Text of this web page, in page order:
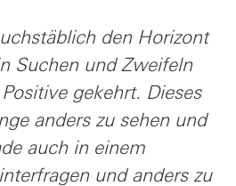
den Horizont
Suchen und Zweifeln
gekehrt. Dieses
anders zu sehen und
auch in einem
und anders zu